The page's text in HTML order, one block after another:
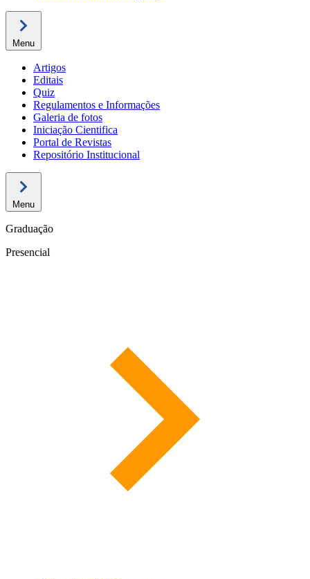
Menu
Artigos
Editais
Quiz
Regulamentos e Informações
Galeria de fotos
Iniciação Cientifica
Portal de Revistas
Repositório Institucional
Menu
Graduação
Presencial